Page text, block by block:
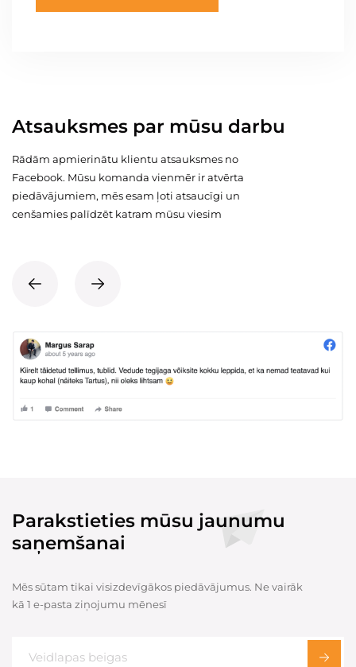
Atsauksmes par mūsu darbu
Rādām apmierinātu klientu atsauksmes no
Facebook. Mūsu komanda vienmēr ir atvērta
piedāvājumiem, mēs esam ļoti atsaucīgi un
cenšamies palīdzēt katram mūsu viesim
Parakstieties mūsu jaunumu
saņemšanai
Mēs sūtam tikai visizdevīgākos piedāvājumus. Ne vairāk
kā 1 e-pasta ziņojumu mēnesī